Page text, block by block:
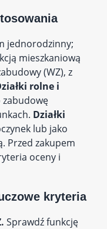
jednorodzinny;
mieszkaniową
(WZ), z
rolne i
Działki
lub jako
Przed zakupem
oceny i
kryteria
Sprawdź funkcję